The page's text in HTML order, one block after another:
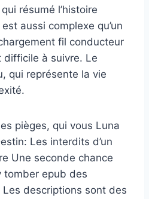
résumé l’histoire
aussi complexe qu’un
fil conducteur
à suivre. Le
qui représente la vie
pièges, qui vous Luna
Les interdits d’un
Une seconde chance
tomber epub des
descriptions sont des